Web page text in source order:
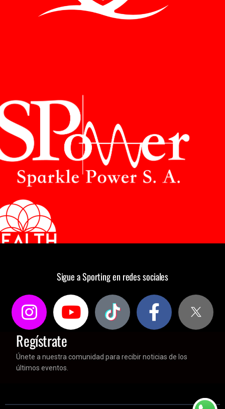
Sigue a Sporting en redes sociales
Regístrate
Únete a nuestra comunidad para recibir noticias de los
últimos eventos.